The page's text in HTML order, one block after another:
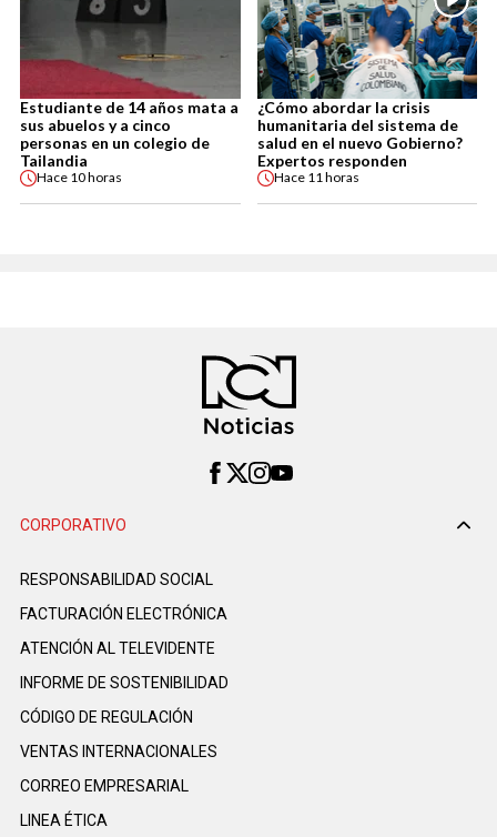
Estudiante de 14 años mata a
sus abuelos y a cinco
personas en un colegio de
Tailandia
Hace 10 horas
¿Cómo abordar la crisis
humanitaria del sistema de
salud en el nuevo Gobierno?
Expertos responden
Hace 11 horas
CORPORATIVO
RESPONSABILIDAD SOCIAL
FACTURACIÓN ELECTRÓNICA
ATENCIÓN AL TELEVIDENTE
INFORME DE SOSTENIBILIDAD
CÓDIGO DE REGULACIÓN
VENTAS INTERNACIONALES
CORREO EMPRESARIAL
LINEA ÉTICA